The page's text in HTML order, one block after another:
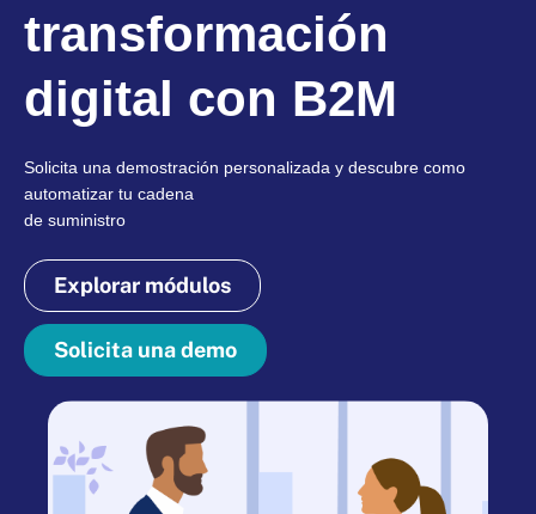
transformación
digital con B2M
Solicita una demostración personalizada y descubre como
automatizar tu cadena
de suministro
Explorar módulos
Solicita una demo